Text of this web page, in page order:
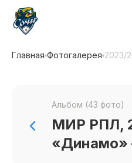
Главная Фотогалерея 2023/
Альбом (43 фото)
МИР РПЛ,